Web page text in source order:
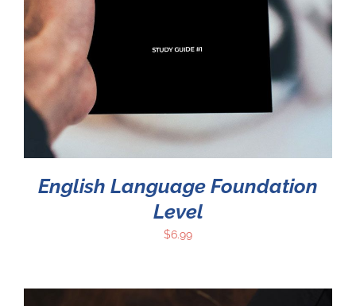
English Language Foundation
Level
$6.99